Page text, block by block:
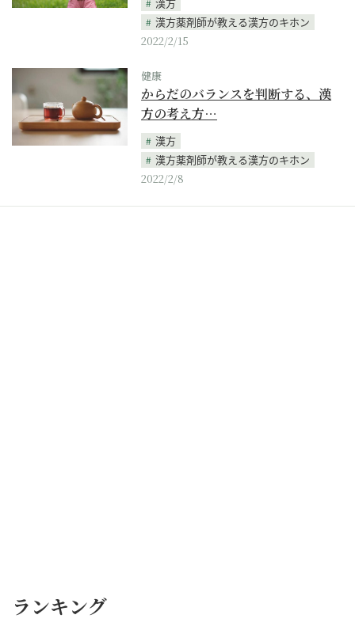
漢方薬剤師が教える漢方のキホン
2022/2/15
健康
からだのバランスを判断する、漢
方の考え方…
漢方
漢方薬剤師が教える漢方のキホン
2022/2/8
ランキング